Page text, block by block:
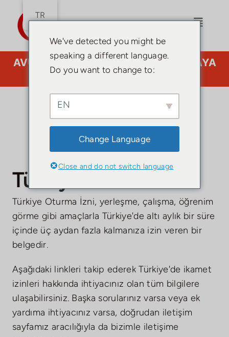
izni
Türkiye
Rehberi
Yatırım
Bize
Ulaşın
AVUKATA MI İHTİYACINIZ VAR? BURAYA
TIKLAYIN.
Türkiye Oturma İzni
Türkiye Oturma İzni, yerleşme, çalışma, öğrenim
görme gibi amaçlarla Türkiye'de altı aylık bir süre
içinde üç aydan fazla kalmanıza izin veren bir
belgedir.
Aşağıdaki linkleri takip ederek Türkiye'de ikamet
izinleri hakkında ihtiyacınız olan tüm bilgilere
ulaşabilirsiniz. Başka sorularınız varsa veya ek
yardıma ihtiyacınız varsa, doğrudan iletişim
sayfamız aracılığıyla da bizimle iletişime
TR
We've detected you might be
speaking a different language.
Do you want to change to:
EN
Change Language
Close and do not switch language